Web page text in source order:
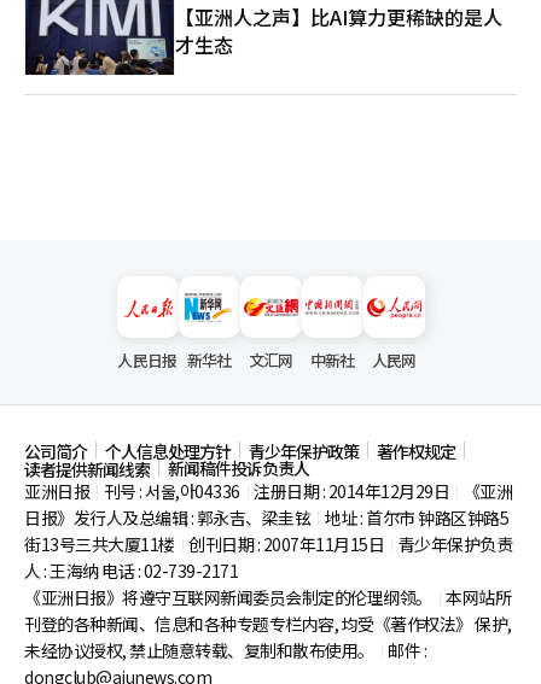
【亚洲人之声】比AI算力更稀缺的是人
才生态
人民日报 新华社 文汇网 中新社 人民网
公司简介 个人信息处理方针 青少年保护政策 著作权规定
读者提供新闻线索
新闻稿件投诉负责人
亚洲日报
刊号 : 서울,아04336 注册日期 : 2014年12月29日
《亚洲
日报》发行人及总编辑 : 郭永吉、梁圭铉 地址 : 首尔市钟路区钟路5
街13号三共大厦11楼 创刊日期 : 2007年11月15日
青少年保护负责
人 : 王海纳 电话 : 02-739-2171
《亚洲日报》将遵守互联网新闻委员会制定的伦理纲领。
本网站所
刊登的各种新闻、信息和各种专题专栏内容, 均受《著作权法》 保护,
未经协议授权, 禁止随意转载、复制和散布使用。
邮件 :
dongclub@ajunews.com